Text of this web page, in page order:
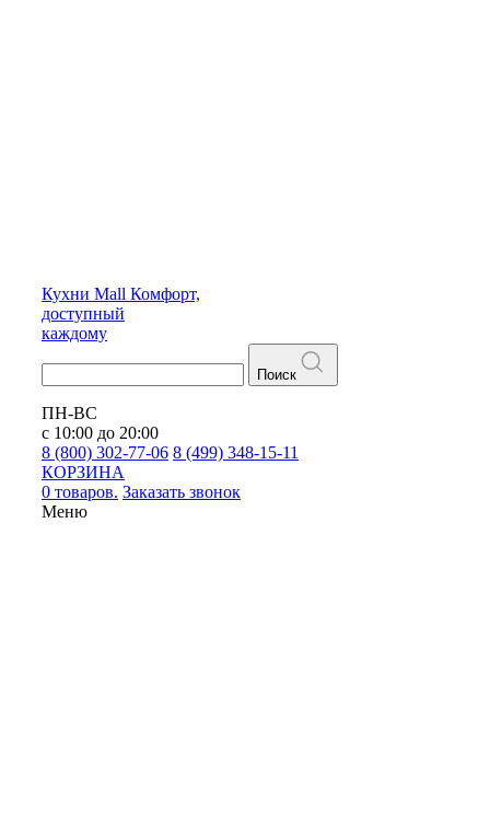
Кухни Mall Комфорт,
доступный
каждому
Поиск
ПН-ВС
с 10:00 до 20:00
8 (800) 302-77-06 8 (499) 348-15-11
КОРЗИНА
0 товаров. Заказать звонок
Меню